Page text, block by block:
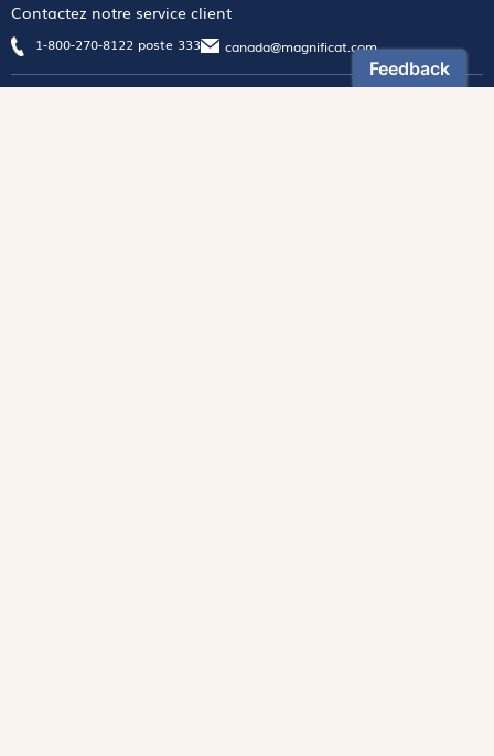
Contactez notre service client
1-800-270-8122 poste 333 canada@magnificat.com